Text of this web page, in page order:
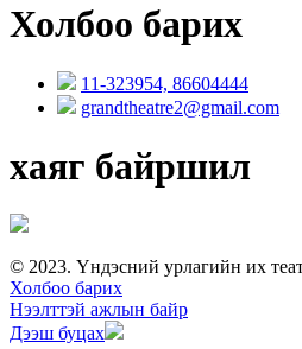
Холбоо барих
11-323954, 86604444
grandtheatre2@gmail.com
хаяг байршил
© 2023. Үндэсний урлагийн их
Холбоо барих
Нээлттэй ажлын байр
Дээш буцах